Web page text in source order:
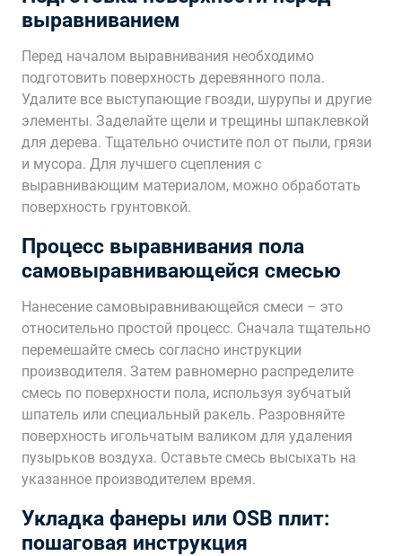
выравниванием
Перед началом выравнивания необходимо
подготовить поверхность деревянного пола.
Удалите все выступающие гвозди, шурупы и другие
элементы. Заделайте щели и трещины шпаклевкой
для дерева. Тщательно очистите пол от пыли, грязи
и мусора. Для лучшего сцепления с
выравнивающим материалом, можно обработать
поверхность грунтовкой.
Процесс выравнивания пола
самовыравнивающейся смесью
Нанесение самовыравнивающейся смеси – это
относительно простой процесс. Сначала тщательно
перемешайте смесь согласно инструкции
производителя. Затем равномерно распределите
смесь по поверхности пола, используя зубчатый
шпатель или специальный ракель. Разровняйте
поверхность игольчатым валиком для удаления
пузырьков воздуха. Оставьте смесь высыхать на
указанное производителем время.
Укладка фанеры или OSB плит:
пошаговая инструкция